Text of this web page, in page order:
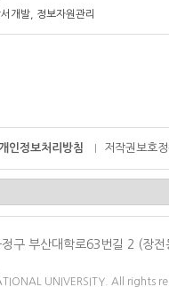
개발, 정보자원관리
인정보처리방침 저작권보호
구 부산대학로63번길 2 (장
UNIVERSITY. All rights